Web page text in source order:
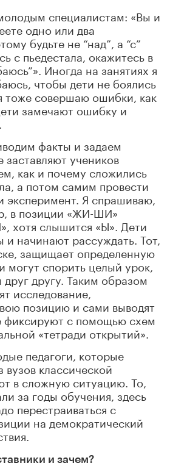
специалистам: «Вы и
одно или два
будьте не “над”, а “с”
с пьедестала, окажитесь в
Иногда на занятиях я
чтобы дети не боялись
тоже совершаю ошибки, как
замечают ошибку и
факты и задаем
учеников
как и почему сложились
а потом самим провести
эксперимент. Я спрашиваю,
в позиции «ЖИ-ШИ»
хотя слышится «Ы». Дети
и начинают рассуждать. Тот,
защищает определенную
могут спорить целый урок,
друг другу. Таким образом
исследование,
позицию и сами выводят
фиксируют с помощью схем
«тетради открытий».
педагоги, которые
классической
в сложную ситуацию. То,
за годы обучения, здесь
перестраиваться с
на демократический
и зачем?